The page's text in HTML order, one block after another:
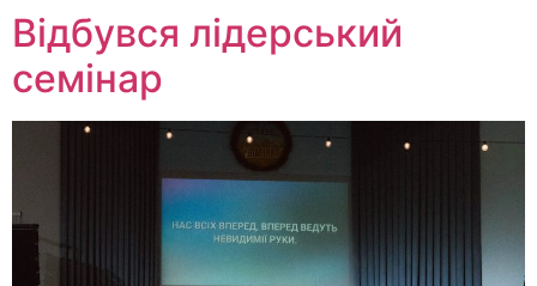
Відбувся лідерський
семінар